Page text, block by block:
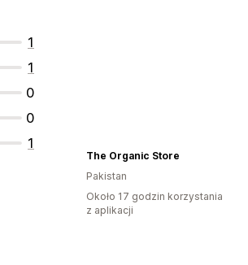
1
1
0
0
1
The Organic Store
Pakistan
Około 17 godzin korzystania
z aplikacji